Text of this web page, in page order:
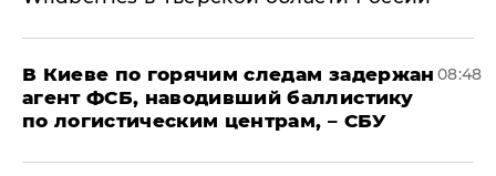
В Киеве по горячим следам задержан
агент ФСБ, наводивший баллистику
по логистическим центрам, – СБУ
08:48